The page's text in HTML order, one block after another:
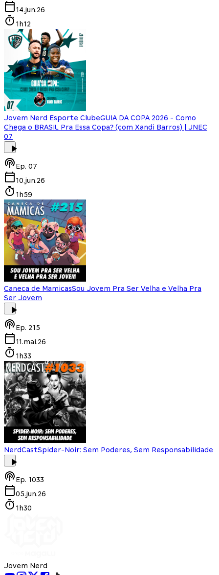
14.jun.26
1h12
Jovem Nerd Esporte ClubeGUIA DA COPA 2026 - Como
Chega o BRASIL Pra Essa Copa? (com Xandi Barros) | JNEC
07
Ep. 07
10.jun.26
1h59
Caneca de MamicasSou Jovem Pra Ser Velha e Velha Pra
Ser Jovem
Ep. 215
11.mai.26
1h33
NerdCastSpider-Noir: Sem Poderes, Sem Responsabilidade
Ep. 1033
05.jun.26
1h30
Jovem Nerd